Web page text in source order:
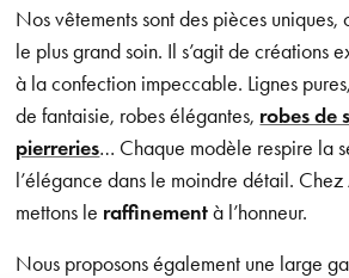
Nos vêtements sont des pièces
le plus grand soin. Il s’agit de créations
à la confection impeccable. Lignes
de fantaisie, robes élégantes, robes de
pierreries… Chaque modèle respire la
l’élégance dans le moindre détail.
mettons le raffinementà l’honneur.
Nous proposons également une large